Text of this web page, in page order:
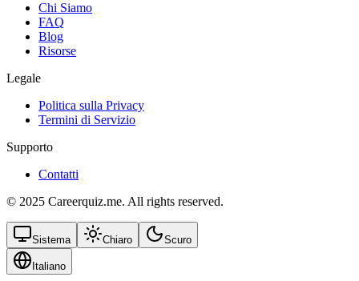
Chi Siamo
FAQ
Blog
Risorse
Legale
Politica sulla Privacy
Termini di Servizio
Supporto
Contatti
© 2025 Careerquiz.me. All rights reserved.
Sistema Chiaro Scuro
Italiano